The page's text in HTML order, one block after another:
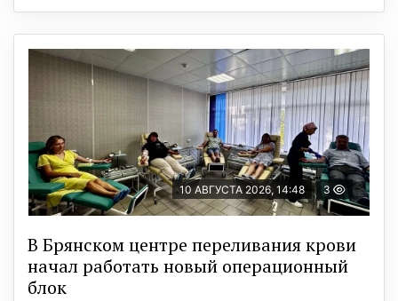
10 АВГУСТА 2026, 14:48 3
В Брянском центре переливания крови
начал работать новый операционный
блок